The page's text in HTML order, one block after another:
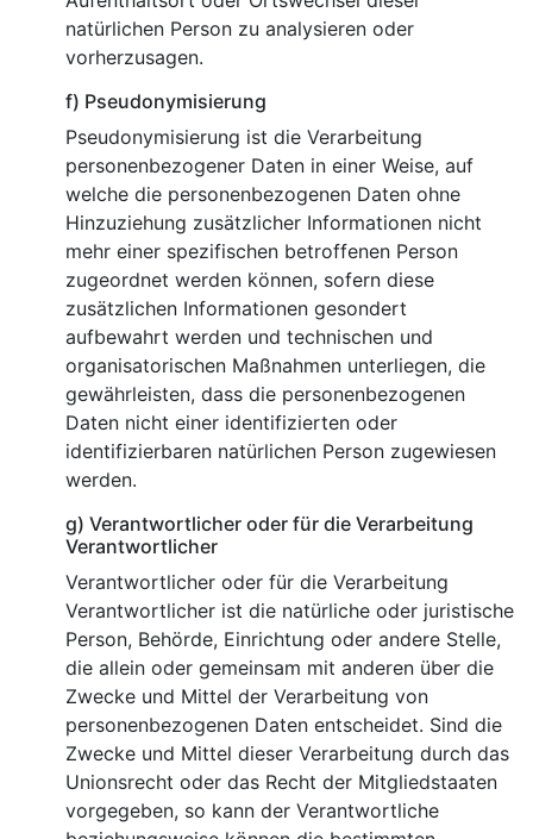
natürlichen Person zu analysieren oder
vorherzusagen.
f) Pseudonymisierung
Pseudonymisierung ist die Verarbeitung
personenbezogener Daten in einer Weise, auf
welche die personenbezogenen Daten ohne
Hinzuziehung zusätzlicher Informationen nicht
mehr einer spezifischen betroffenen Person
zugeordnet werden können, sofern diese
zusätzlichen Informationen gesondert
aufbewahrt werden und technischen und
organisatorischen Maßnahmen unterliegen, die
gewährleisten, dass die personenbezogenen
Daten nicht einer identifizierten oder
identifizierbaren natürlichen Person zugewiesen
werden.
g) Verantwortlicher oder für die Verarbeitung
Verantwortlicher
Verantwortlicher oder für die Verarbeitung
Verantwortlicher ist die natürliche oder juristische
Person, Behörde, Einrichtung oder andere Stelle,
die allein oder gemeinsam mit anderen über die
Zwecke und Mittel der Verarbeitung von
personenbezogenen Daten entscheidet. Sind die
Zwecke und Mittel dieser Verarbeitung durch das
Unionsrecht oder das Recht der Mitgliedstaaten
vorgegeben, so kann der Verantwortliche